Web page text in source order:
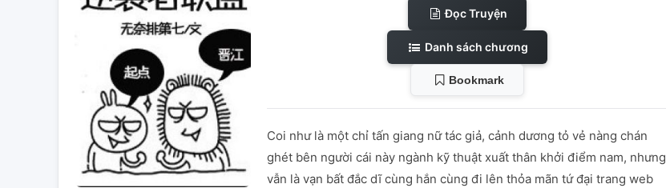
Đọc Truyện
Danh sách chương
Bookmark
Coi như là một chỉ tấn giang nữ tác giả, cảnh dương tỏ vẻ nàng chán
ghét bên người cái này ngành kỹ thuật xuất thân khởi điểm nam, nhưng
vẫn là vạn bất đắc dĩ cùng hắn cùng đi lên thỏa mãn tứ đại trang web